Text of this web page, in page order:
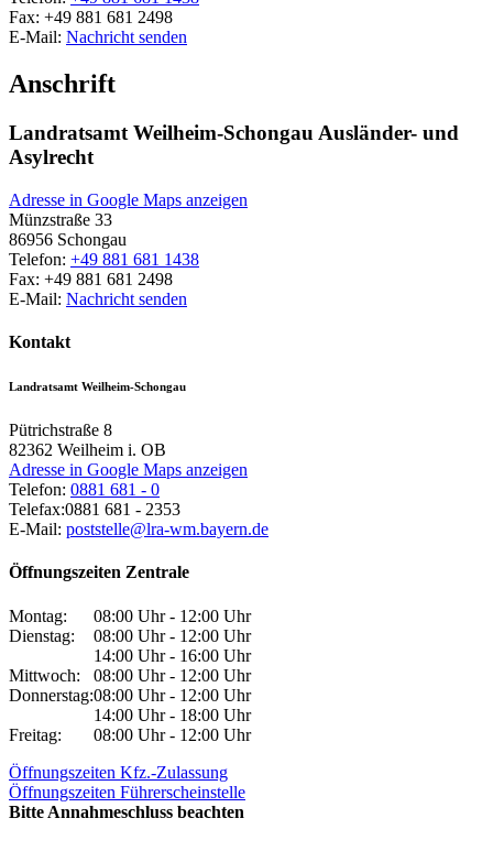
Fax: +49 881 681 2498
E-Mail: Nachricht senden
Anschrift
Landratsamt Weilheim-Schongau Ausländer- und
Asylrecht
Adresse in Google Maps anzeigen
Münzstraße 33
86956 Schongau
Telefon: +49 881 681 1438
Fax: +49 881 681 2498
E-Mail: Nachricht senden
Kontakt
Landratsamt Weilheim-Schongau
Pütrichstraße 8
82362 Weilheim i. OB
Adresse in Google Maps anzeigen
Telefon: 0881 681 - 0
Telefax:0881 681 - 2353
E-Mail: poststelle@lra-wm.bayern.de
Öffnungszeiten Zentrale
Montag:
08:00 Uhr - 12:00 Uhr
Dienstag:
08:00 Uhr - 12:00 Uhr
14:00 Uhr - 16:00 Uhr
Mittwoch:
08:00 Uhr - 12:00 Uhr
Donnerstag:08:00 Uhr - 12:00 Uhr
14:00 Uhr - 18:00 Uhr
Freitag:
08:00 Uhr - 12:00 Uhr
Öffnungszeiten Kfz.-Zulassung
Öffnungszeiten Führerscheinstelle
Bitte Annahmeschluss beachten